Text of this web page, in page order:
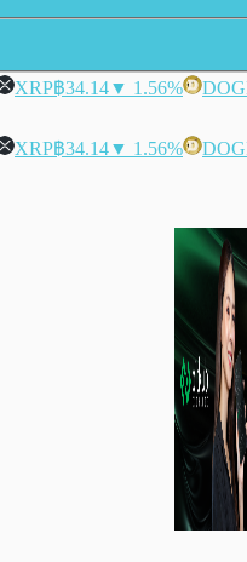
XRP฿34.14▼ 1.56%
XRP฿34.14▼ 1.56%